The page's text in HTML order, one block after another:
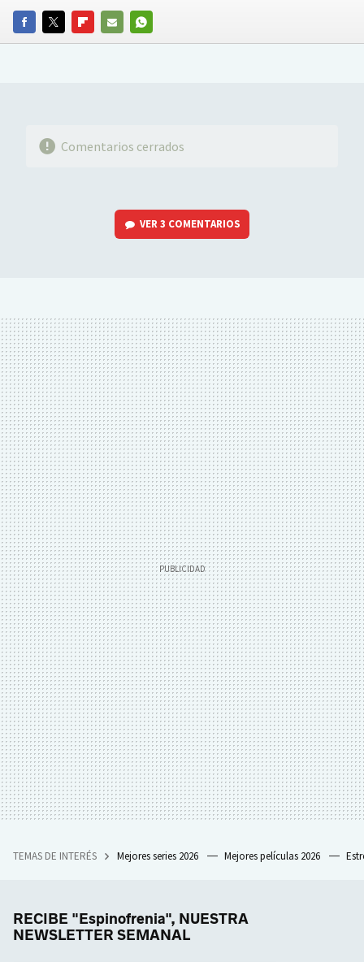
FACEBOOKTWITTERFLIPBOARD
E-
WHATSAPP
Comentarios cerrados
VER3 COMENTARIOS
TEMAS DE INTERÉS Mejores series 2026 Mejores películas 2026
RECIBE "Espinofrenia", NUESTRA
NEWSLETTER SEMANAL